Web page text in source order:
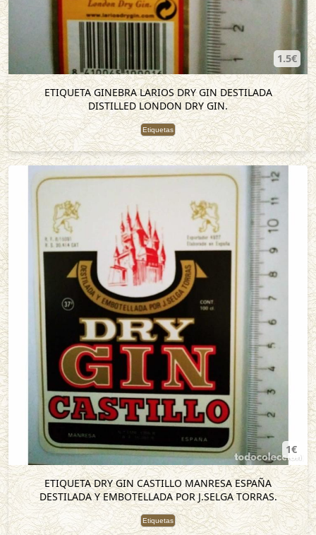
1.5€
ETIQUETA GINEBRA LARIOS DRY GIN DESTILADA
DISTILLED LONDON DRY GIN.
Etiquetas
1€
ETIQUETA DRY GIN CASTILLO MANRESA ESPAÑA
DESTILADA Y EMBOTELLADA POR J.SELGA TORRAS.
Etiquetas